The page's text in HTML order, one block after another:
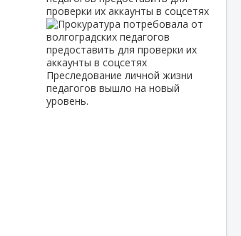
проверки их аккаунты в соцсетях
Преследование личной жизни
педагогов вышло на новый
уровень.